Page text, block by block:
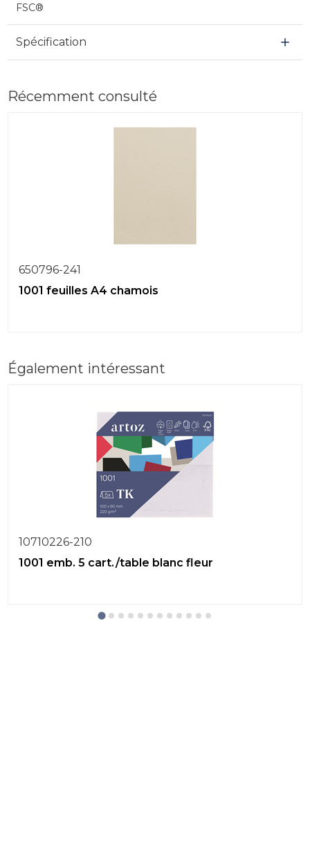
FSC®
Spécification
Récemment consulté
650796-241
1001 feuilles A4 chamois
Également intéressant
10710226-210
1001 emb. 5 cart./table blanc fleur